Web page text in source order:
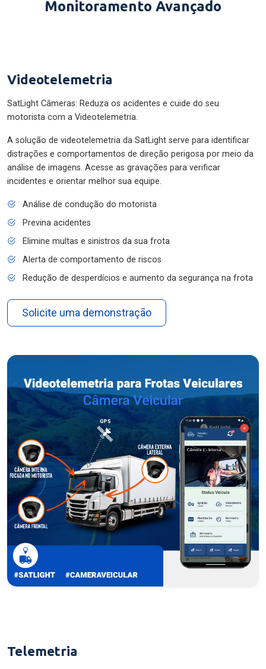
Monitoramento Avançado
Videotelemetria
SatLight Câmeras: Reduza os acidentes e cuide do seu
motorista com a Videotelemetria.
A solução de videotelemetria da SatLight serve para identificar
distrações e comportamentos de direção perigosa por meio da
análise de imagens. Acesse as gravações para verificar
incidentes e orientar melhor sua equipe.
Análise de condução do motorista
Previna acidentes
Elimine multas e sinistros da sua frota
Alerta de comportamento de riscos
Redução de desperdícios e aumento da segurança na frota
Solicite uma demonstração
Telemetria